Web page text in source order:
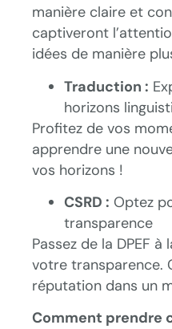
manière claire et
captiveront
idées de manière
Traduction :
horizons
Profitez de vos
apprendre une
vos horizons !
CSRD : Optez
transparence
Passez de la DPEF
votre transparence.
réputation dans un
Comment prendre